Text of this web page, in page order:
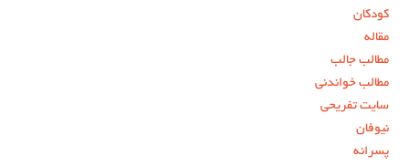
کودکان
مقاله
مطالب جالب
مطالب خواندنی
سایت تفریحی
نیوفان
پسرانه